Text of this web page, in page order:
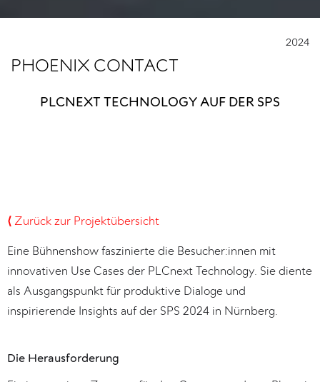
2024
PHOENIX CONTACT
PLCNEXT TECHNOLOGY AUF DER SPS
⟨ Zurück zur Projektübersicht
Eine Bühnenshow faszinierte die Besucher:innen mit
innovativen Use Cases der PLCnext Technology. Sie diente
als Ausgangspunkt für produktive Dialoge und
inspirierende Insights auf der SPS 2024 in Nürnberg.
Die Herausforderung